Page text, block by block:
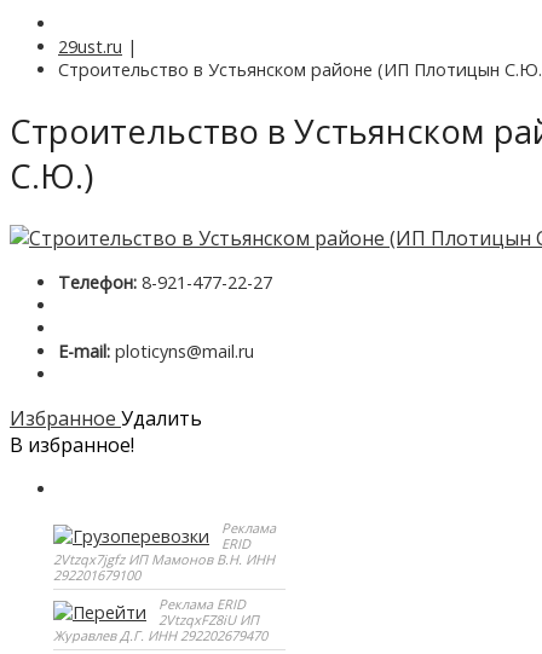
29ust.ru |
Строительство в Устьянском районе (ИП Плотицын
Строительство в Устьянском
С.Ю.)
Телефон: 8-921-477-22-27
E-mail: ploticyns@mail.ru
Избранное Удалить
В избранное!
Реклама
ERID
2Vtzqx7jgfz ИП Мамонов В.Н. ИНН
292201679100
Реклама ERID
2VtzqxFZ8iU ИП
Журавлев Д.Г. ИНН 292202679470